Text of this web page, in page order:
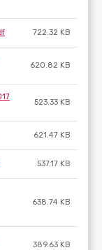
722.32 KB
620.82 KB
523.33 KB
621.47 KB
537.17 KB
638.74 KB
389.63 KB